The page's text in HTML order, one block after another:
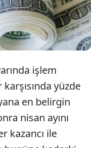
işlem
yüzde
en belirgin
nisan ayını
kazancı ile